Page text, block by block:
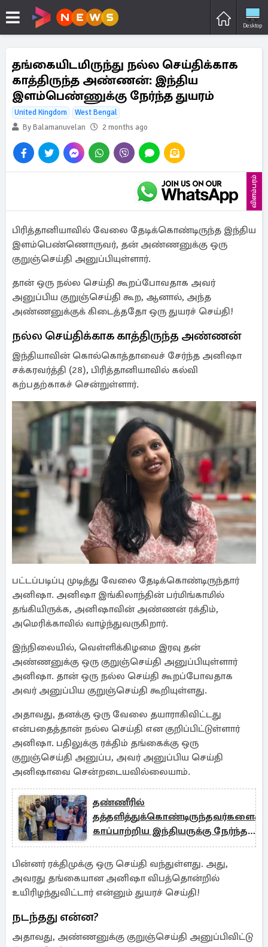
Desktop
தங்கையிடமிருந்து நல்ல செய்திக்காக
காத்திருந்த அண்ணன்: இந்திய
இளம்பெண்ணுக்கு நேர்ந்த துயரம்
United Kingdom
West Bengal
By Balamanuvelan
2 months ago
விளம்பரம்
பிரித்தானியாவில் வேலை தேடிக்கொண்டிருந்த இந்திய
இளம்பெண்ணொருவர், தன் அண்ணனுக்கு ஒரு
குறுஞ்செய்தி அனுப்பியுள்ளார்.
தான் ஒரு நல்ல செய்தி கூறப்போவதாக அவர்
அனுப்பிய குறுஞ்செய்தி கூற, ஆனால், அந்த
அண்ணனுக்குக் கிடைத்ததோ ஒரு துயரச் செய்தி!
நல்ல செய்திக்காக காத்திருந்த அண்ணன்
இந்தியாவின் கொல்கொத்தாவைச் சேர்ந்த அனிஷா
சக்கரவர்த்தி (28), பிரித்தானியாவில் கல்வி
கற்பதற்காகச் சென்றுள்ளார்.
பட்டப்படிப்பு முடித்து வேலை தேடிக்கொண்டிருந்தார்
அனிஷா. அனிஷா இங்கிலாந்தின் பர்மிங்காமில்
தங்கியிருக்க, அனிஷாவின் அண்ணன் ரக்திம்,
அமெரிக்காவில் வாழ்ந்துவருகிறார்.
இந்நிலையில், வெள்ளிக்கிழமை இரவு தன்
அண்ணனுக்கு ஒரு குறுஞ்செய்தி அனுப்பியுள்ளார்
அனிஷா. தான் ஒரு நல்ல செய்தி கூறப்போவதாக
அவர் அனுப்பிய குறுஞ்செய்தி கூறியுள்ளது.
அதாவது, தனக்கு ஒரு வேலை தயாராகிவிட்டது
என்பதைத்தான் நல்ல செய்தி என குறிப்பிட்டுள்ளார்
அனிஷா. பதிலுக்கு ரக்திம் தங்கைக்கு ஒரு
குறுஞ்செய்தி அனுப்ப, அவர் அனுப்பிய செய்தி
அனிஷாவை சென்றடையவில்லையாம்.
தண்ணீரில்
தத்தளித்துக்கொண்டிருந்தவர்களைக்
காப்பாற்றிய இந்தியருக்கு நேர்ந்த
துயரம்
பின்னர் ரக்திமுக்கு ஒரு செய்தி வந்துள்ளது. அது,
அவரது தங்கையான அனிஷா விபத்தொன்றில்
உயிரிழந்துவிட்டார் என்னும் துயரச் செய்தி!
நடந்தது என்ன?
அதாவது, அண்ணனுக்கு குறுஞ்செய்தி அனுப்பிவிட்டு